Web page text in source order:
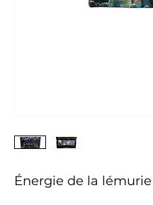
Énergie de la lémurie